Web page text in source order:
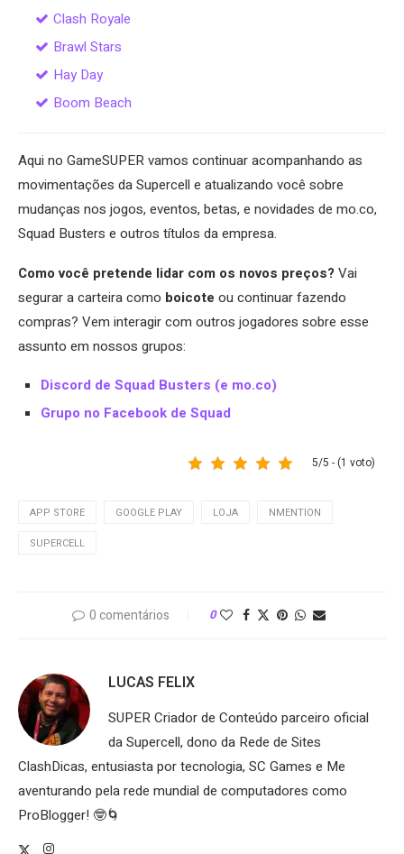
Clash Royale
Brawl Stars
Hay Day
Boom Beach
Aqui no GameSUPER vamos continuar acompanhando as
movimentações da Supercell e atualizando você sobre
mudanças nos jogos, eventos, betas, e novidades de mo.co,
Squad Busters e outros títulos da empresa.
Como você pretende lidar com os novos preços? Vai
segurar a carteira como boicote ou continuar fazendo
compras? Vem interagir com outros jogadores sobre esse
assunto em nossos grupos:
Discord de Squad Busters (e mo.co)
Grupo no Facebook de Squad
5/5 - (1 voto)
APP STORE GOOGLE PLAY LOJA
NMENTION
SUPERCELL
0 comentários 0
LUCAS FELIX
SUPER Criador de Conteúdo parceiro oficial
da Supercell, dono da Rede de Sites
ClashDicas, entusiasta por tecnologia, SC Games e Me
aventurando pela rede mundial de computadores como
ProBlogger! 🤓🌀